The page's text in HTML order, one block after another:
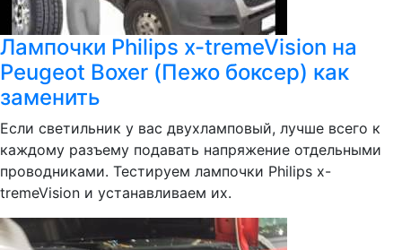
Лампочки Philips x-tremeVision на
Peugeot Boxer (Пежо боксер) как
заменить
Если светильник у вас двухламповый, лучше всего к
каждому разъему подавать напряжение отдельными
проводниками. Тестируем лампочки Philips x-
tremeVision и устанавливаем их.